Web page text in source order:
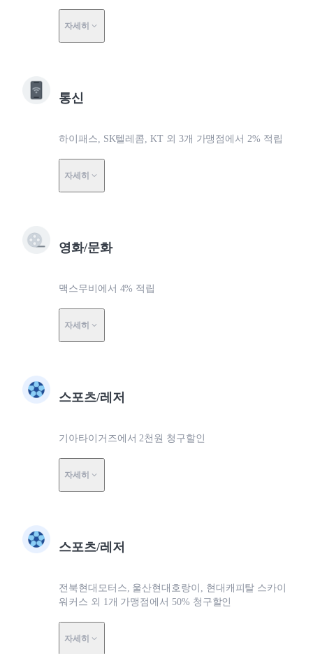
자세히
통신
하이패스, SK텔레콤, KT 외 3개 가맹점에서 2% 적립
자세히
영화/문화
맥스무비에서 4% 적립
자세히
스포츠/레저
기아타이거즈에서 2천원 청구할인
자세히
스포츠/레저
전북현대모터스, 울산현대호랑이, 현대캐피탈 스카이
워커스 외 1개 가맹점에서 50% 청구할인
자세히